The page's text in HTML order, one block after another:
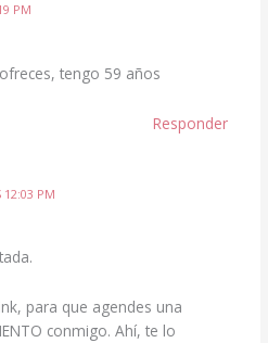
PM
tengo 59 años
Responder
12:03 PM
para que agendes una
conmigo. Ahí, te lo